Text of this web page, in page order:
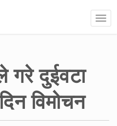
गरे दुईवटा
विमोचन